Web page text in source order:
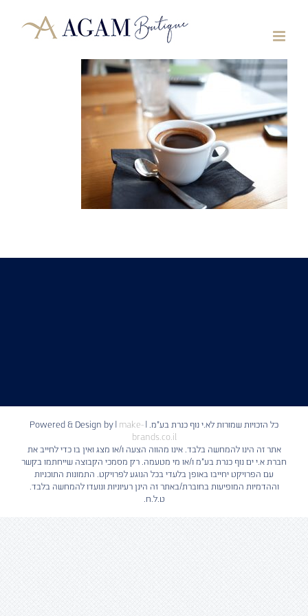
כל הזכויות שמורות לא.י נוף כנרת בע"מ. | Powered & Design by | make-
brands.co.il
אתר זה הינו להמחשה בלבד. אינו מהווה הצעה ו/או מצג ואין בו כדי לחייב את
חברת א.י ים נוף כנרת בע"מ ו/או מי מטעמה. רק מסמכי הקבוצה שייחתמו בקשר
עם הפרויקט יחייבו באופן בלעדי בכל הנוגע לפרויקט. התמונות התוכניות
וההדמיות המופיעות בחוברת/באתר זה הינן רעיוניות ונועדו להמחשה בלבד.
ט.ל.ח.